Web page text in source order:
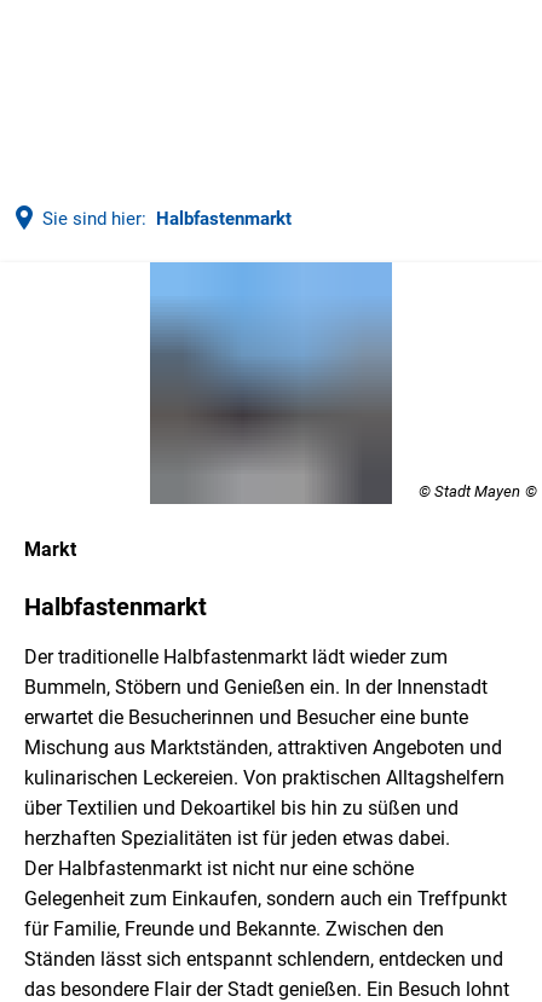
Sie sind hier: Halbfastenmarkt
Halbfastenmarkt
© Stadt Mayen
Markt
Halbfastenmarkt
Der traditionelle Halbfastenmarkt lädt wieder zum
Bummeln, Stöbern und Genießen ein. In der Innenstadt
erwartet die Besucherinnen und Besucher eine bunte
Mischung aus Marktständen, attraktiven Angeboten und
kulinarischen Leckereien. Von praktischen Alltagshelfern
über Textilien und Dekoartikel bis hin zu süßen und
herzhaften Spezialitäten ist für jeden etwas dabei.
Der Halbfastenmarkt ist nicht nur eine schöne
Gelegenheit zum Einkaufen, sondern auch ein Treffpunkt
für Familie, Freunde und Bekannte. Zwischen den
Ständen lässt sich entspannt schlendern, entdecken und
das besondere Flair der Stadt genießen. Ein Besuch lohnt